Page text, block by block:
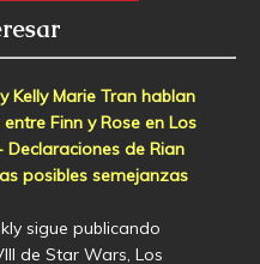
Kelly Marie Tran hablan
Finn y Rose en Los
Declaraciones de Rian
posibles semejanzas
sigue publicando
de Star Wars, Los